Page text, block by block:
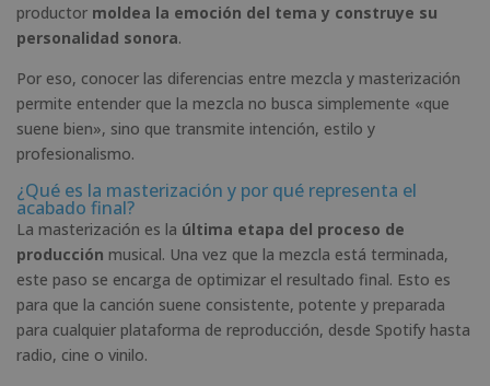
productor moldea la emoción del tema y construye su
personalidad sonora.
Por eso, conocer las diferencias entre mezcla y masterización
permite entender que la mezcla no busca simplemente «que
suene bien», sino que transmite intención, estilo y
profesionalismo.
¿Qué es la masterización y por qué representa el
acabado final?
La masterización es la última etapa del proceso de
producción musical. Una vez que la mezcla está terminada,
este paso se encarga de optimizar el resultado final. Esto es
para que la canción suene consistente, potente y preparada
para cualquier plataforma de reproducción, desde Spotify hasta
radio, cine o vinilo.